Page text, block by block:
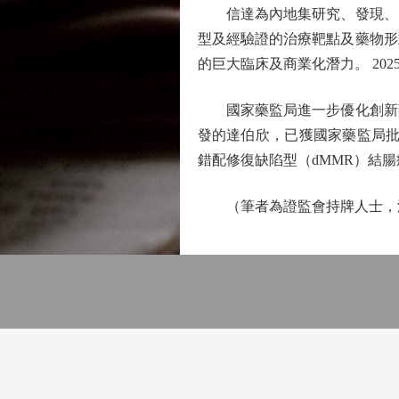
信達為內地集研究、發現、
型及經驗證的治療靶點及藥物
的巨大臨床及商業化潛力。
國家藥監局進一步優化創新
發的達伯欣，已獲國家藥監局
錯配修復缺陷型（dMMR）結
（筆者為證監會持牌人士，